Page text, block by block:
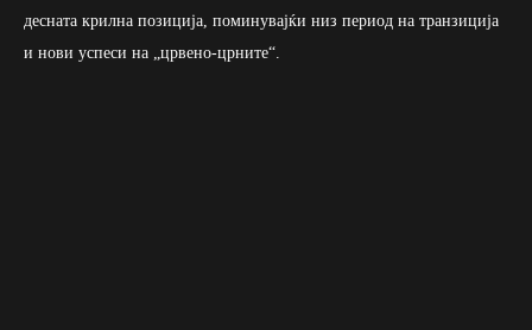
десната крилна позиција, поминувајќи низ период на транзиција
и нови успеси на „црвено-црните“.